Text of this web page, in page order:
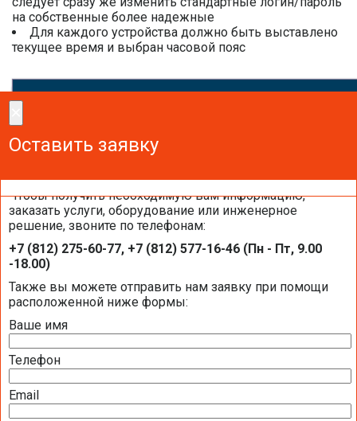
на собственные более надежные
Для каждого устройства должно быть выставлено
текущее время и выбран часовой пояс
Оставить заявку
Оставить заявку
Чтобы получить необходимую вам информацию,
заказать услуги, оборудование или инженерное
решение, звоните по телефонам:
+7 (812) 275-60-77, +7 (812) 577-16-46 (Пн - Пт, 9.00
-18.00)
Также вы можете отправить нам заявку при помощи
расположенной ниже формы:
Ваше имя
Телефон
Email
Оставить заявку
Контроллеры Segnetics на объектах
компании «Балтик-Комфорт»